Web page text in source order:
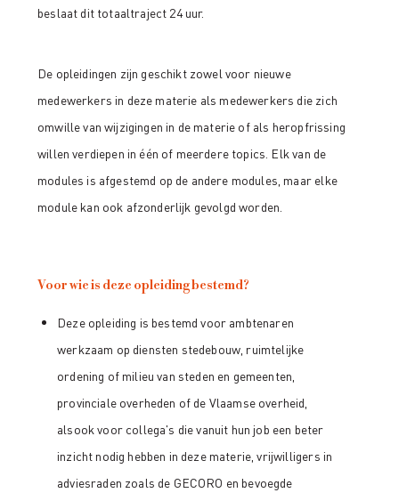
beslaat dit totaaltraject 24 uur.
De opleidingen zijn geschikt zowel voor nieuwe
medewerkers in deze materie als medewerkers die zich
omwille van wijzigingen in de materie of als heropfrissing
willen verdiepen in één of meerdere topics. Elk van de
modules is afgestemd op de andere modules, maar elke
module kan ook afzonderlijk gevolgd worden.
Voor wie is deze opleiding bestemd?
Deze opleiding is bestemd voor ambtenaren
werkzaam op diensten stedebouw, ruimtelijke
ordening of milieu van steden en gemeenten,
provinciale overheden of de Vlaamse overheid,
alsook voor collega's die vanuit hun job een beter
inzicht nodig hebben in deze materie, vrijwilligers in
adviesraden zoals de GECORO en bevoegde